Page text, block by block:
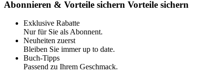
Abonnieren & Vorteile sichern Vorteile sichern
Exklusive Rabatte
Nur für Sie als Abonnent.
Neuheiten zuerst
Bleiben Sie immer up to date.
Buch-Tipps
Passend zu Ihrem Geschmack.